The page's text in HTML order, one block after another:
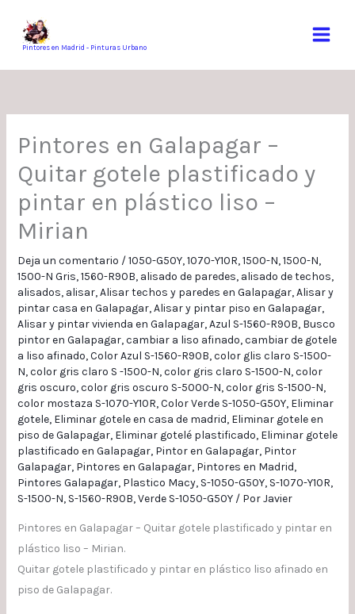
contenidoPintores en Madrid - Pinturas Urbano
Pintores en Galapagar –
Quitar gotele plastificado y
pintar en plástico liso –
Mirian
Deja un comentario /1050-G50Y,1070-Y10R,1500-N,1500-N,
1500-N Gris,1560-R90B, alisado de paredes, alisado de techos,
alisados, alisar,Alisar techos y paredes en Galapagar,Alisar y
pintar casa en Galapagar,Alisar y pintar piso en Galapagar,
Alisar y pintar vivienda en Galapagar,Azul S-1560-R90B, Busco
pintor en Galapagar,cambiar a liso afinado,cambiar de gotele
a liso afinado,Color Azul S-1560-R90B,color glis claro S-1500-
N,color gris claro S -1500-N,color gris claro S-1500-N,color
gris oscuro,color gris oscuro S-5000-N,color gris S-1500-N,
color mostaza S-1070-Y10R,Color Verde S-1050-G50Y, Eliminar
gotele, Eliminar gotele en casa de madrid, Eliminar gotele en
piso de Galapagar, Eliminar gotelé plastificado, Eliminar gotele
plastificado en Galapagar, Pintor en Galapagar, Pintor
Galapagar, Pintores en Galapagar, Pintores en Madrid,
Pintores Galapagar, Plastico Macy, S-1050-G50Y, S-1070-Y10R,
S-1500-N, S-1560-R90B,Verde S-1050-G50Y/ PorJavier
Pintores en Galapagar – Quitar gotele plastificado y pintar en
plástico liso – Mirian.
Quitar gotele plastificado y pintar en plástico liso afinado en
piso de Galapagar.